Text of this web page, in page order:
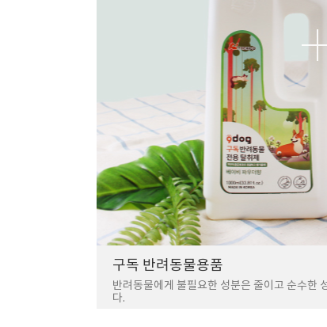
구독 반려동물용품
반려동물에게 불필요한 성분은 줄이고 순수한
다.